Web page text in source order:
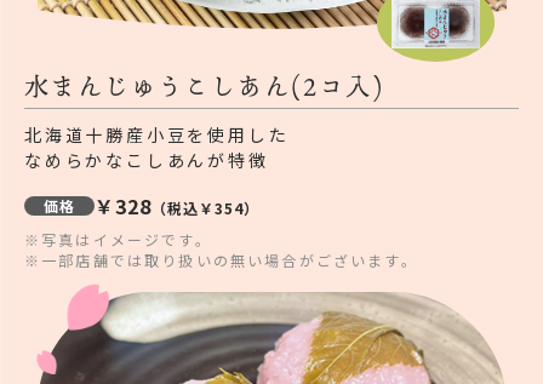
水まんじゅうこしあん(2コ入)
北海道十勝産小豆を使用した
なめらかなこしあんが特徴
価格 ￥328（税込￥354）
※写真はイメージです。
※一部店舗では取り扱いの無い場合がございます。